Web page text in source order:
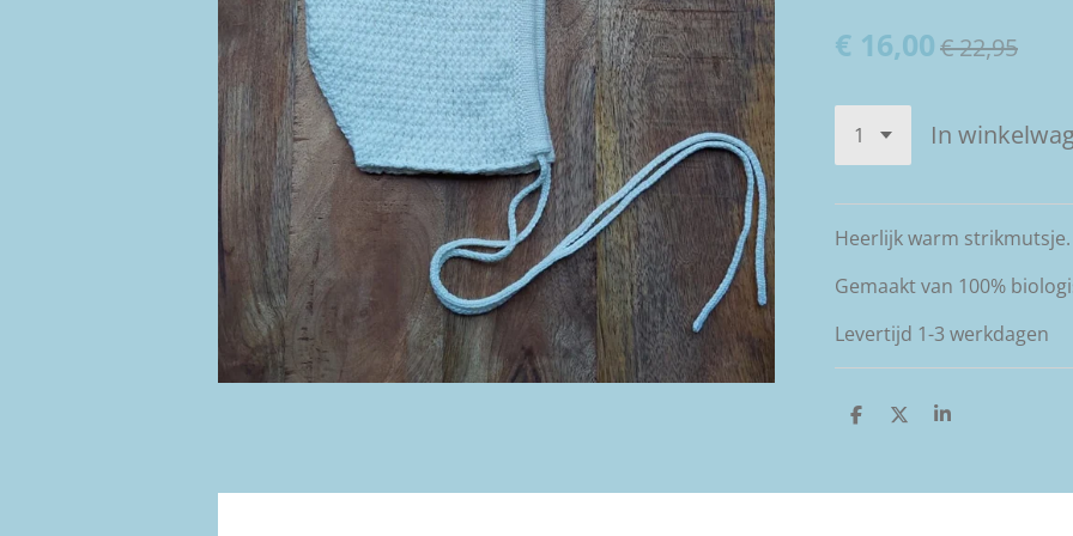
€ 16,00€ 22,95
In
Heerlijk warm strikmutsje.
Gemaakt van 100%
Levertijd 1-3 werkdagen
D
n
D
S
e